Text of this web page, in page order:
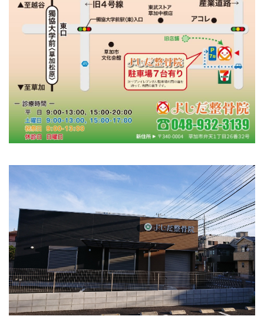
エグゼトロン６０６
レボックスⅢ
ソフトレーザリー
キューブトロン
テクトロン
低周波治療器
体成分分析装置
イトー ESPURGE